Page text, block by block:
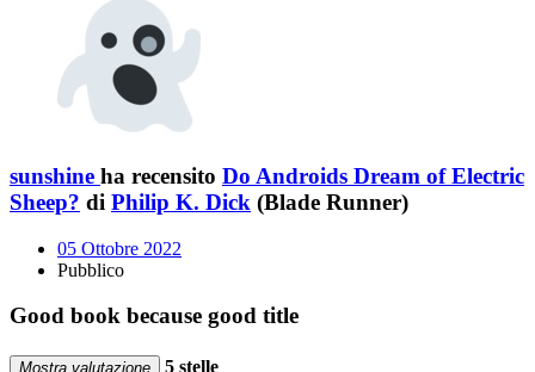
sunshine ha recensito Do Androids Dream of Electric
Sheep? di Philip K. Dick (Blade Runner)
05 Ottobre 2022
Pubblico
Good book because good title
Mostra valutazione 5 stelle